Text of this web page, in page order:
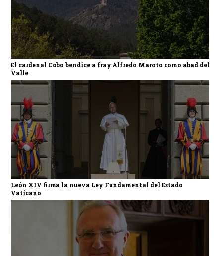
El cardenal Cobo bendice a fray Alfredo Maroto como abad del
Valle
León XIV firma la nueva Ley Fundamental del Estado
Vaticano